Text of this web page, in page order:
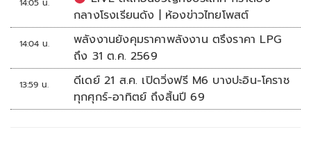
14:05 น.
กลางโรงเรียนดัง | ห้องข่าวไทยโพสต์
14:04 น.
พลังงานยังคุมราคาพลังงาน ตรึงราคา LPG
ถึง 31 ต.ค. 2569
13:59 น.
ดีเดย์ 21 ส.ค. เปิดวิ่งฟรี M6 บางปะอิน-โคราช
ทุกศุกร์-อาทิตย์ ถึงสิ้นปี 69